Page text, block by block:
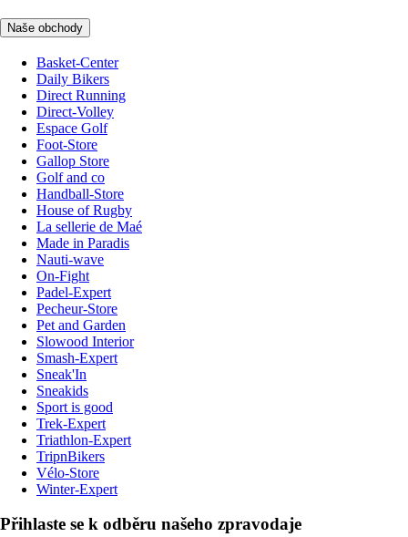
Naše obchody
Basket-Center
Daily Bikers
Direct Running
Direct-Volley
Espace Golf
Foot-Store
Gallop Store
Golf and co
Handball-Store
House of Rugby
La sellerie de Maé
Made in Paradis
Nauti-wave
On-Fight
Padel-Expert
Pecheur-Store
Pet and Garden
Slowood Interior
Smash-Expert
Sneak'In
Sneakids
Sport is good
Trek-Expert
Triathlon-Expert
TripnBikers
Vélo-Store
Winter-Expert
Přihlaste se k odběru našeho zpravodaje